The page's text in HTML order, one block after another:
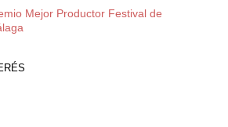
Mejor Productor Festival de